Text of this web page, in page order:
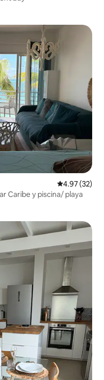
Calificación
4.97 (32)
Caribe y piscina/ playa